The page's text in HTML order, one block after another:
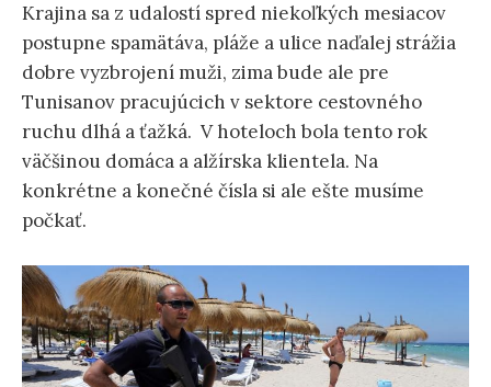
Krajina sa z udalostí spred niekoľkých mesiacov
postupne spamätáva, pláže a ulice naďalej strážia
dobre vyzbrojení muži, zima bude ale pre
Tunisanov pracujúcich v sektore cestovného
ruchu dlhá a ťažká. V hoteloch bola tento rok
väčšinou domáca a alžírska klientela. Na
konkrétne a konečné čísla si ale ešte musíme
počkať.